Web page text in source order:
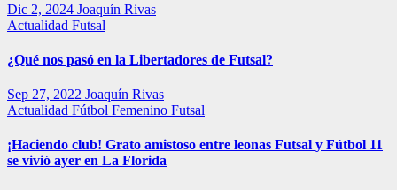
Dic 2, 2024 Joaquín Rivas
Actualidad Futsal
¿Qué nos pasó en la Libertadores de Futsal?
Sep 27, 2022 Joaquín Rivas
Actualidad Fútbol Femenino Futsal
¡Haciendo club! Grato amistoso entre leonas Futsal y Fútbol 11
se vivió ayer en La Florida